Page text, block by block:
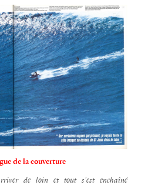
de la couverture
de loin et tout s’est enchaîné